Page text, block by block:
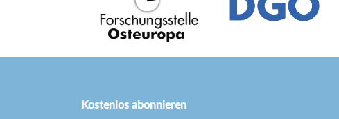
Kostenlos abonnieren